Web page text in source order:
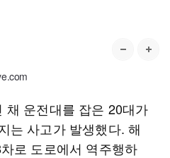
채 운전대를 잡은 20대가
는 사고가 발생했다. 해
로 도로에서 역주행하